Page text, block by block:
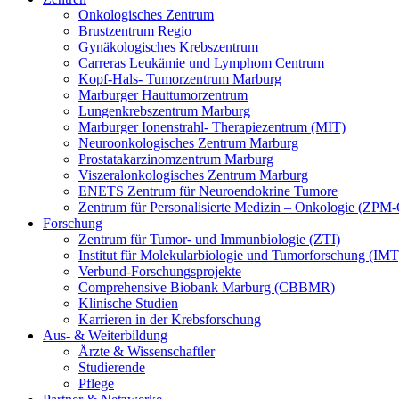
Onkologisches Zentrum
Brustzentrum Regio
Gynäkologisches Krebszentrum
Carreras Leukämie und Lymphom Centrum
Kopf-Hals- Tumorzentrum Marburg
Marburger Hauttumorzentrum
Lungenkrebszentrum Marburg
Marburger Ionenstrahl- Therapiezentrum (MIT)
Neuroonkologisches Zentrum Marburg
Prostatakarzinomzentrum Marburg
Viszeralonkologisches Zentrum Marburg
ENETS Zentrum für Neuroendokrine Tumore
Zentrum für Personalisierte Medizin – Onkologie
Forschung
Zentrum für Tumor- und Immunbiologie (ZTI)
Institut für Molekularbiologie und Tumorforschung
Verbund-Forschungsprojekte
Comprehensive Biobank Marburg (CBBMR)
Klinische Studien
Karrieren in der Krebsforschung
Aus- & Weiterbildung
Ärzte & Wissenschaftler
Studierende
Pflege